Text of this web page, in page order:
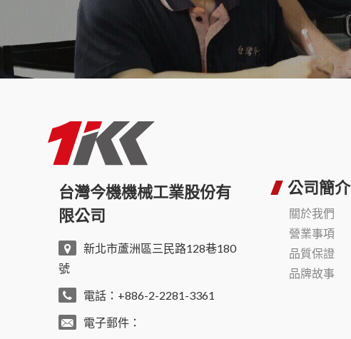
台灣今機機械工業股份有
限公司
新北市蘆洲區三民路128巷180
號
電話：+886-2-2281-3361
電子郵件：
公司簡介
關於我們
營業事項
品質保證
品牌故事